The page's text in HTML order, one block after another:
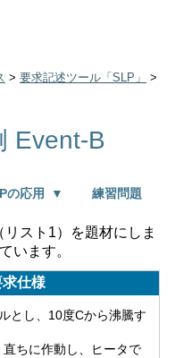
> 要求記述ツール「SLP」
>
Event-B
の応用 ▼ 練習問題
スト1）を題材にしま
います。
求仕様
とし、10度Cから沸騰す
ちに作動し、ヒータで